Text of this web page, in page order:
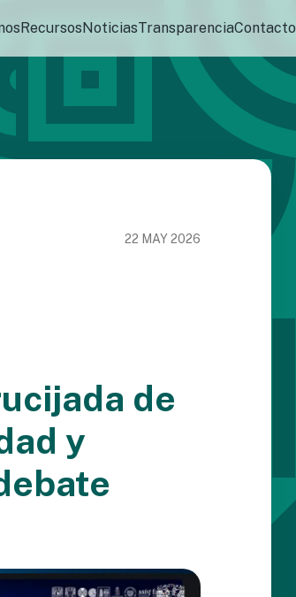
RecursosNoticiasTransparenciaContacto
22 MAY 2026
de
y